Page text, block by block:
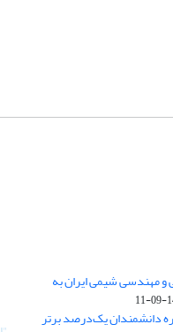
مهندسی شیمی ایران به
دانشمندان یک‌درصد برتر